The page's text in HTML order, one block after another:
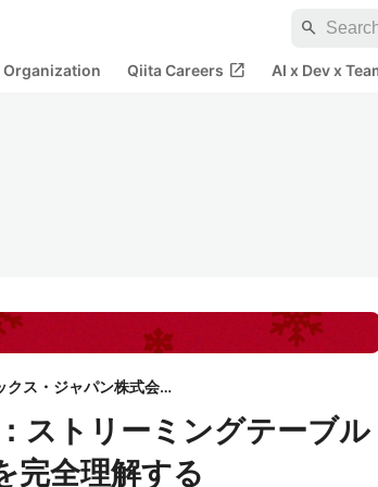
search
Organization Qiita Careers open_in_new AI x Dev x
データブリックス・ジャパン株式会社
ストリーミングテーブル
完全理解する